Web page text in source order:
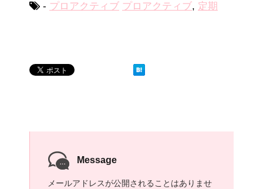
- プロアクティブ プロアクティブ, 定期
Message
メールアドレスが公開されることはありませ